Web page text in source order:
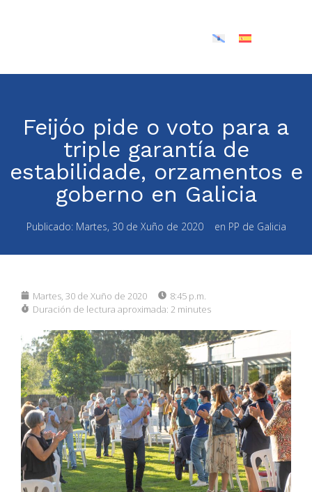
Feijóo pide o voto para a
triple garantía de
estabilidade, orzamentos e
goberno en Galicia
Publicado: Martes, 30 de Xuño de 2020 en PP de Galicia
Martes, 30 de Xuño de 2020
8:45 p.m.
Duración de lectura aproximada: 2 minutes